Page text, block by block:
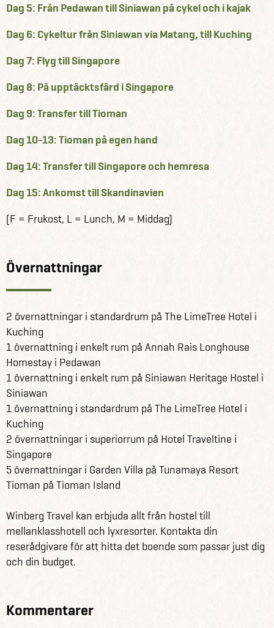
Dag 5: Från Pedawan till Siniawan på cykel och i kajak
Dag 6: Cykeltur från Siniawan via Matang, till Kuching
Dag 7: Flyg till Singapore
Dag 8: På upptäcktsfärd i Singapore
Dag 9: Transfer till Tioman
Dag 10-13: Tioman på egen hand
Dag 14: Transfer till Singapore och hemresa
Dag 15: Ankomst till Skandinavien
(F = Frukost, L = Lunch, M = Middag)
Övernattningar
2 övernattningar i standardrum på The LimeTree Hotel i
Kuching
1 övernattning i enkelt rum på Annah Rais Longhouse
Homestay i Pedawan
1 övernattning i enkelt rum på Siniawan Heritage Hostel i
Siniawan
1 övernattning i standardrum på The LimeTree Hotel i
Kuching
2 övernattningar i superiorrum på Hotel Traveltine i
Singapore
5 övernattningar i Garden Villa på Tunamaya Resort
Tioman på Tioman Island
Winberg Travel kan erbjuda allt från hostel till
mellanklasshotell och lyxresorter. Kontakta din
reserådgivare för att hitta det boende som passar just dig
och din budget.
Kommentarer